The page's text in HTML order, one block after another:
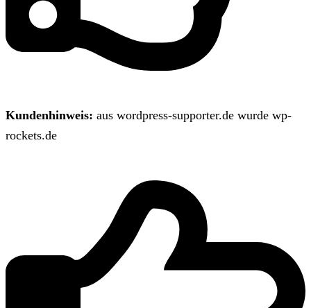
Kundenhinweis: aus wordpress-supporter.de wurde wp-
rockets.de